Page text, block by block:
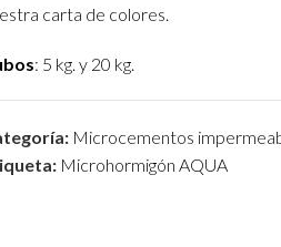
carta de colores.
: 5 kg. y 20 kg.
Microcementos
Microhormigón AQUA